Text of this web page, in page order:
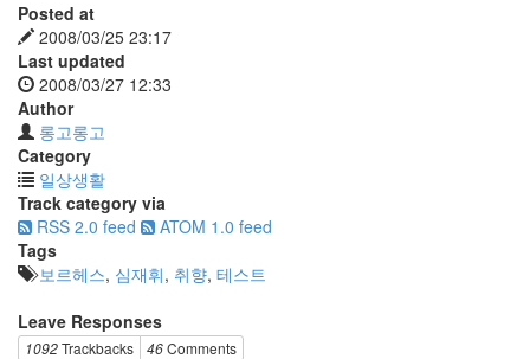
Posted at
2008/03/25 23:17
Last updated
2008/03/27 12:33
Author
롱고롱고
Category
일상생활
Track category via
RSS 2.0 feed
ATOM 1.0 feed
Tags
보르헤스, 심재휘, 취향, 테스트
Leave Responses
1092Trackbacks 46Comments